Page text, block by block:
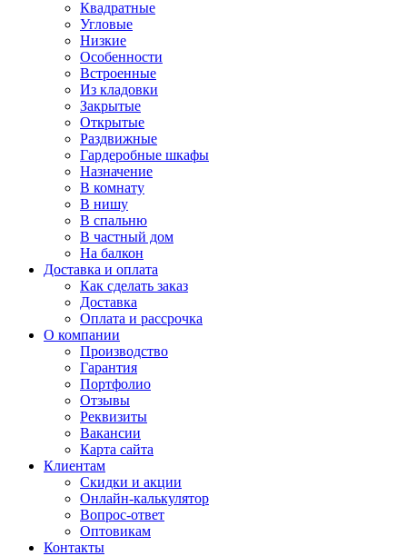
Квадратные
Угловые
Низкие
Особенности
Встроенные
Из кладовки
Закрытые
Открытые
Раздвижные
Гардеробные шкафы
Назначение
В комнату
В нишу
В спальню
В частный дом
На балкон
Доставка и оплата
Как сделать заказ
Доставка
Оплата и рассрочка
О компании
Производство
Гарантия
Портфолио
Отзывы
Реквизиты
Вакансии
Карта сайта
Клиентам
Скидки и акции
Онлайн-калькулятор
Вопрос-ответ
Оптовикам
Контакты